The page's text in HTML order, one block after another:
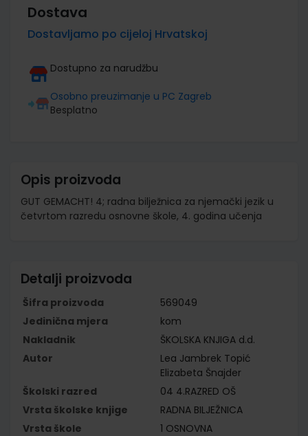
Dostava
Dostavljamo po cijeloj Hrvatskoj
Dostupno za narudžbu
Osobno preuzimanje u PC Zagreb
Besplatno
Opis proizvoda
GUT GEMACHT! 4; radna bilježnica za njemački jezik u
četvrtom razredu osnovne škole, 4. godina učenja
Detalji proizvoda
Šifra proizvoda
569049
Jedinična mjera
kom
Nakladnik
ŠKOLSKA KNJIGA d.d.
Autor
Lea Jambrek Topić
Elizabeta Šnajder
Školski razred
04 4.RAZRED OŠ
Vrsta školske knjige
RADNA BILJEŽNICA
Vrsta škole
1 OSNOVNA